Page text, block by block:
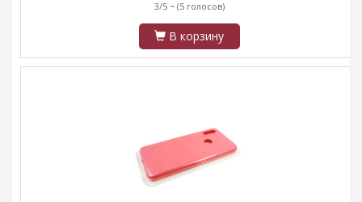
3/5 ~ (5 голосов)
В корзину